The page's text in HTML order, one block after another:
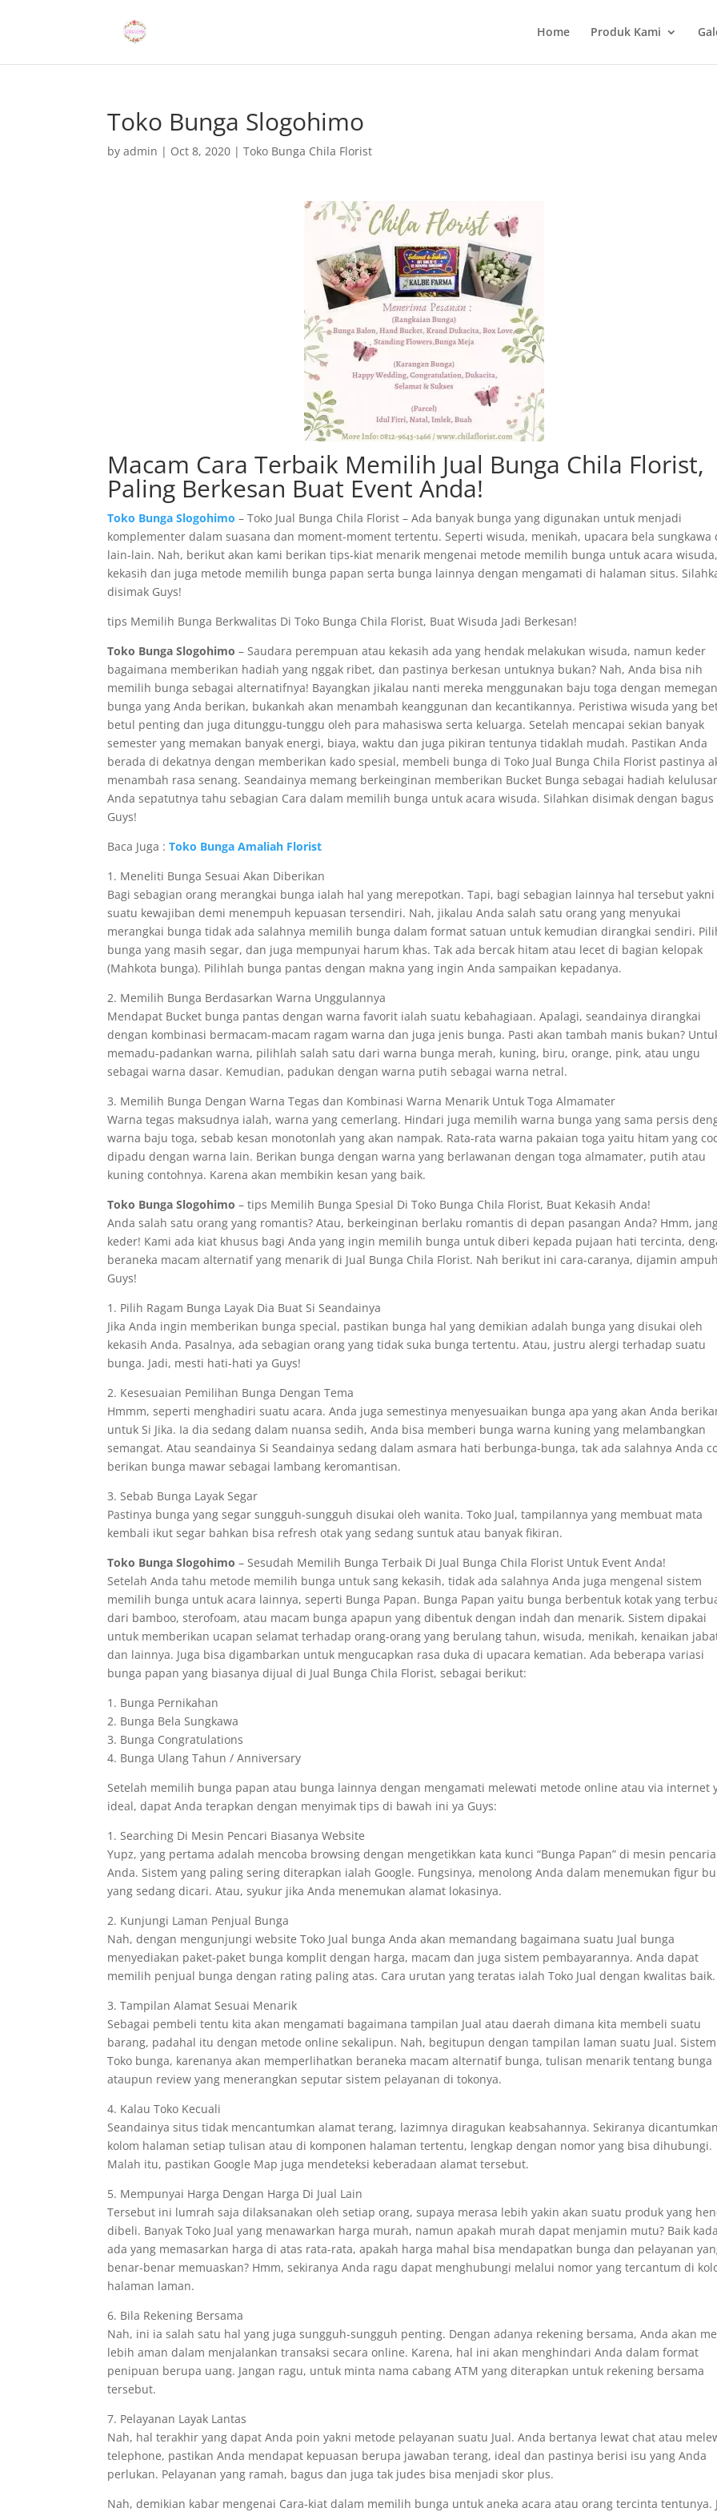
Home Produk Kami
Toko Bunga Slogohimo
byadmin | Oct 8, 2020 |Toko Bunga Chila Florist
Macam Cara Terbaik Memilih Jual Bunga Chila Florist,
Paling Berkesan Buat Event Anda!
Toko Bunga Slogohimo – Toko Jual Bunga Chila Florist – Ada banyak bunga yang digunakan untuk menjadi
komplementer dalam suasana dan moment-moment tertentu. Seperti wisuda, menikah, upacara bela sungkawa
lain-lain. Nah, berikut akan kami berikan tips-kiat menarik mengenai metode memilih bunga untuk acara wisuda,
kekasih dan juga metode memilih bunga papan serta bunga lainnya dengan mengamati di halaman situs.
disimak Guys!
tips Memilih Bunga Berkwalitas Di Toko Bunga Chila Florist, Buat Wisuda Jadi Berkesan!
Toko Bunga Slogohimo – Saudara perempuan atau kekasih ada yang hendak melakukan wisuda, namun keder
bagaimana memberikan hadiah yang nggak ribet, dan pastinya berkesan untuknya bukan? Nah, Anda bisa nih
memilih bunga sebagai alternatifnya! Bayangkan jikalau nanti mereka menggunakan baju toga dengan
bunga yang Anda berikan, bukankah akan menambah keanggunan dan kecantikannya. Peristiwa wisuda yang
betul penting dan juga ditunggu-tunggu oleh para mahasiswa serta keluarga. Setelah mencapai sekian banyak
semester yang memakan banyak energi, biaya, waktu dan juga pikiran tentunya tidaklah mudah. Pastikan Anda
berada di dekatnya dengan memberikan kado spesial, membeli bunga di Toko Jual Bunga Chila Florist pastinya
menambah rasa senang. Seandainya memang berkeinginan memberikan Bucket Bunga sebagai hadiah
Anda sepatutnya tahu sebagian Cara dalam memilih bunga untuk acara wisuda. Silahkan disimak dengan bagus
Guys!
Baca Juga :Toko Bunga Amaliah Florist
1. Meneliti Bunga Sesuai Akan Diberikan
Bagi sebagian orang merangkai bunga ialah hal yang merepotkan. Tapi, bagi sebagian lainnya hal tersebut yakni
suatu kewajiban demi menempuh kepuasan tersendiri. Nah, jikalau Anda salah satu orang yang menyukai
merangkai bunga tidak ada salahnya memilih bunga dalam format satuan untuk kemudian dirangkai sendiri.
bunga yang masih segar, dan juga mempunyai harum khas. Tak ada bercak hitam atau lecet di bagian kelopak
(Mahkota bunga). Pilihlah bunga pantas dengan makna yang ingin Anda sampaikan kepadanya.
2. Memilih Bunga Berdasarkan Warna Unggulannya
Mendapat Bucket bunga pantas dengan warna favorit ialah suatu kebahagiaan. Apalagi, seandainya dirangkai
dengan kombinasi bermacam-macam ragam warna dan juga jenis bunga. Pasti akan tambah manis bukan?
memadu-padankan warna, pilihlah salah satu dari warna bunga merah, kuning, biru, orange, pink, atau ungu
sebagai warna dasar. Kemudian, padukan dengan warna putih sebagai warna netral.
3. Memilih Bunga Dengan Warna Tegas dan Kombinasi Warna Menarik Untuk Toga Almamater
Warna tegas maksudnya ialah, warna yang cemerlang. Hindari juga memilih warna bunga yang sama persis
warna baju toga, sebab kesan monotonlah yang akan nampak. Rata-rata warna pakaian toga yaitu hitam yang
dipadu dengan warna lain. Berikan bunga dengan warna yang berlawanan dengan toga almamater, putih atau
kuning contohnya. Karena akan membikin kesan yang baik.
Toko Bunga Slogohimo – tips Memilih Bunga Spesial Di Toko Bunga Chila Florist, Buat Kekasih Anda!
Anda salah satu orang yang romantis? Atau, berkeinginan berlaku romantis di depan pasangan Anda? Hmm,
keder! Kami ada kiat khusus bagi Anda yang ingin memilih bunga untuk diberi kepada pujaan hati tercinta,
beraneka macam alternatif yang menarik di Jual Bunga Chila Florist. Nah berikut ini cara-caranya, dijamin ampuh
Guys!
1. Pilih Ragam Bunga Layak Dia Buat Si Seandainya
Jika Anda ingin memberikan bunga special, pastikan bunga hal yang demikian adalah bunga yang disukai oleh
kekasih Anda. Pasalnya, ada sebagian orang yang tidak suka bunga tertentu. Atau, justru alergi terhadap suatu
bunga. Jadi, mesti hati-hati ya Guys!
2. Kesesuaian Pemilihan Bunga Dengan Tema
Hmmm, seperti menghadiri suatu acara. Anda juga semestinya menyesuaikan bunga apa yang akan Anda
untuk Si Jika. Ia dia sedang dalam nuansa sedih, Anda bisa memberi bunga warna kuning yang melambangkan
semangat. Atau seandainya Si Seandainya sedang dalam asmara hati berbunga-bunga, tak ada salahnya Anda
berikan bunga mawar sebagai lambang keromantisan.
3. Sebab Bunga Layak Segar
Pastinya bunga yang segar sungguh-sungguh disukai oleh wanita. Toko Jual, tampilannya yang membuat mata
kembali ikut segar bahkan bisa refresh otak yang sedang suntuk atau banyak fikiran.
Toko Bunga Slogohimo – Sesudah Memilih Bunga Terbaik Di Jual Bunga Chila Florist Untuk Event Anda!
Setelah Anda tahu metode memilih bunga untuk sang kekasih, tidak ada salahnya Anda juga mengenal sistem
memilih bunga untuk acara lainnya, seperti Bunga Papan. Bunga Papan yaitu bunga berbentuk kotak yang
dari bamboo, sterofoam, atau macam bunga apapun yang dibentuk dengan indah dan menarik. Sistem dipakai
untuk memberikan ucapan selamat terhadap orang-orang yang berulang tahun, wisuda, menikah, kenaikan
dan lainnya. Juga bisa digambarkan untuk mengucapkan rasa duka di upacara kematian. Ada beberapa variasi
bunga papan yang biasanya dijual di Jual Bunga Chila Florist, sebagai berikut:
1. Bunga Pernikahan
2. Bunga Bela Sungkawa
3. Bunga Congratulations
4. Bunga Ulang Tahun / Anniversary
Setelah memilih bunga papan atau bunga lainnya dengan mengamati melewati metode online atau via internet
ideal, dapat Anda terapkan dengan menyimak tips di bawah ini ya Guys:
1. Searching Di Mesin Pencari Biasanya Website
Yupz, yang pertama adalah mencoba browsing dengan mengetikkan kata kunci “Bunga Papan” di mesin
Anda. Sistem yang paling sering diterapkan ialah Google. Fungsinya, menolong Anda dalam menemukan figur
yang sedang dicari. Atau, syukur jika Anda menemukan alamat lokasinya.
2. Kunjungi Laman Penjual Bunga
Nah, dengan mengunjungi website Toko Jual bunga Anda akan memandang bagaimana suatu Jual bunga
menyediakan paket-paket bunga komplit dengan harga, macam dan juga sistem pembayarannya. Anda dapat
memilih penjual bunga dengan rating paling atas. Cara urutan yang teratas ialah Toko Jual dengan kwalitas baik.
3. Tampilan Alamat Sesuai Menarik
Sebagai pembeli tentu kita akan mengamati bagaimana tampilan Jual atau daerah dimana kita membeli suatu
barang, padahal itu dengan metode online sekalipun. Nah, begitupun dengan tampilan laman suatu Jual.
Toko bunga, karenanya akan memperlihatkan beraneka macam alternatif bunga, tulisan menarik tentang bunga
ataupun review yang menerangkan seputar sistem pelayanan di tokonya.
4. Kalau Toko Kecuali
Seandainya situs tidak mencantumkan alamat terang, lazimnya diragukan keabsahannya. Sekiranya
kolom halaman setiap tulisan atau di komponen halaman tertentu, lengkap dengan nomor yang bisa dihubungi.
Malah itu, pastikan Google Map juga mendeteksi keberadaan alamat tersebut.
5. Mempunyai Harga Dengan Harga Di Jual Lain
Tersebut ini lumrah saja dilaksanakan oleh setiap orang, supaya merasa lebih yakin akan suatu produk yang
dibeli. Banyak Toko Jual yang menawarkan harga murah, namun apakah murah dapat menjamin mutu? Baik
ada yang memasarkan harga di atas rata-rata, apakah harga mahal bisa mendapatkan bunga dan pelayanan
benar-benar memuaskan? Hmm, sekiranya Anda ragu dapat menghubungi melalui nomor yang tercantum di
halaman laman.
6. Bila Rekening Bersama
Nah, ini ia salah satu hal yang juga sungguh-sungguh penting. Dengan adanya rekening bersama, Anda akan
lebih aman dalam menjalankan transaksi secara online. Karena, hal ini akan menghindari Anda dalam format
penipuan berupa uang. Jangan ragu, untuk minta nama cabang ATM yang diterapkan untuk rekening bersama
tersebut.
7. Pelayanan Layak Lantas
Nah, hal terakhir yang dapat Anda poin yakni metode pelayanan suatu Jual. Anda bertanya lewat chat atau
telephone, pastikan Anda mendapat kepuasan berupa jawaban terang, ideal dan pastinya berisi isu yang Anda
perlukan. Pelayanan yang ramah, bagus dan juga tak judes bisa menjadi skor plus.
Nah, demikian kabar mengenai Cara-kiat dalam memilih bunga untuk aneka acara atau orang tercinta tentunya.